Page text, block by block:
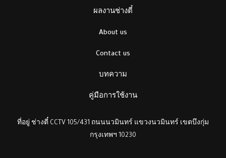
ผลงานช่างตี๋
About us
Contact us
บทความ
คู่มือการใช้งาน
ที่อยู่ ช่างตี๋ CCTV 105/431 ถนนนวมินทร์ แขวงนวมินทร์ เขตบึงกุ่ม
กรุงเทพฯ 10230